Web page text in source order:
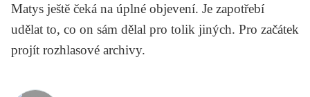
Matys ještě čeká na úplné objevení. Je zapotřebí
udělat to, co on sám dělal pro tolik jiných. Pro začátek
projít rozhlasové archivy.